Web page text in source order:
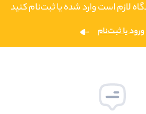
لازم است وارد شده یا ثبت‌نام کنید
ورود یا ثبت‌نام